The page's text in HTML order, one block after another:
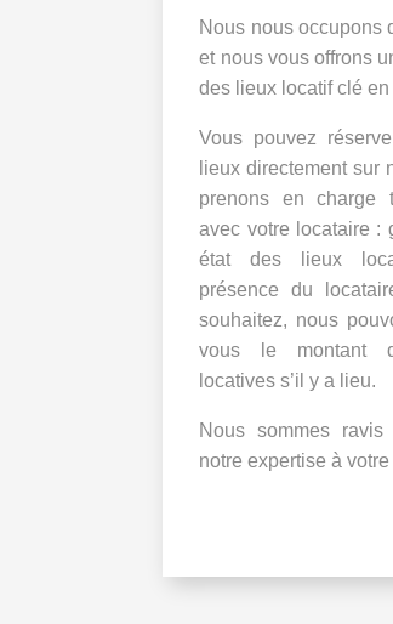
Nous nous occupons
et nous vous offrons
des lieux locatif clé en
Vous pouvez
lieux directement sur
prenons en charge
avec votre locataire :
état des lieux
présence du
souhaitez, nous
vous le montant
locatives s’il y a lieu.
Nous sommes ravis
notre expertise à